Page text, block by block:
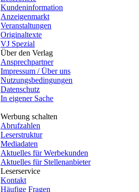
Kundeninformation
Anzeigenmarkt
Veranstaltungen
Originaltexte
VJ Spezial
Über den Verlag
Ansprechpartner
Impressum / Über uns
Nutzungsbedingungen
Datenschutz
In eigener Sache
Werbung schalten
Abrufzahlen
Leserstruktur
Mediadaten
Aktuelles für Werbekunden
Aktuelles für Stellenanbieter
Leserservice
Kontakt
Häufige Fragen